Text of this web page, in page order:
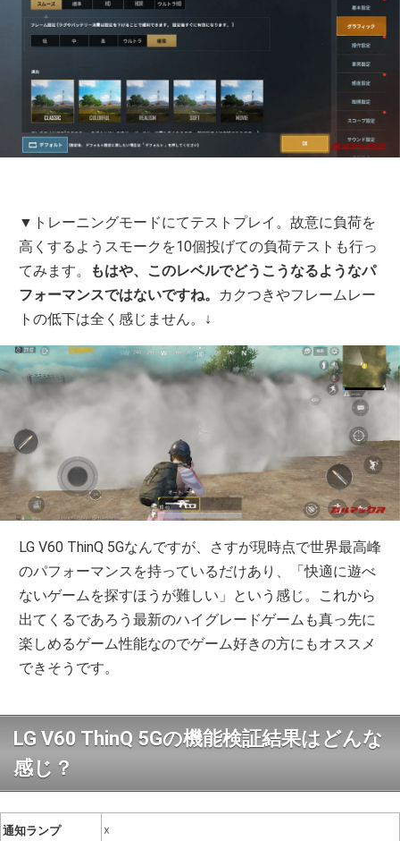
▼トレーニングモードにてテストプレイ。故意に負荷を
高くするようスモークを10個投げての負荷テストも行っ
てみます。
もはや、このレベルでどうこうなるようなパ
フォーマンスではないですね。 カクつきやフレームレー
トの低下は全く感じません。↓
LG V60 ThinQ 5Gなんですが、さすが現時点で世界最高峰
のパフォーマンスを持っているだけあり、「快適に遊べ
ないゲームを探すほうが難しい」という感じ。これから
出てくるであろう最新のハイグレードゲームも真っ先に
楽しめるゲーム性能なのでゲーム好きの方にもオススメ
できそうです。
LG V60 ThinQ 5Gの機能検証結果はどんな
感じ？
通知ランプ ☓